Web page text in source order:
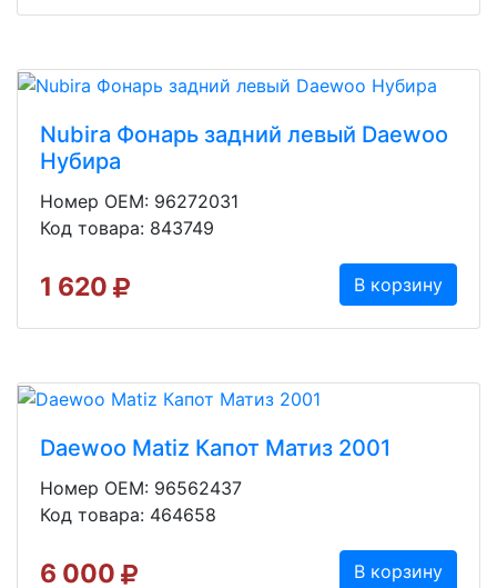
Nubira Фонарь задний левый Daewoo
Нубира
Номер OEM: 96272031
Код товара: 843749
1 620 В корзину
Daewoo Matiz Капот Матиз 2001
Номер OEM: 96562437
Код товара: 464658
6 000 В корзину